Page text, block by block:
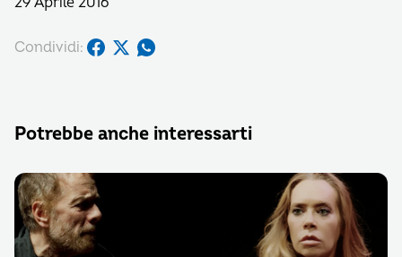
Condividi:
Potrebbe anche interessarti